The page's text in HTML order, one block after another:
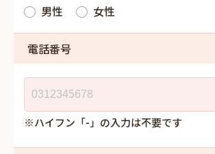
男性 女性
電話番号
※ハイフン「-」の入力は不要です